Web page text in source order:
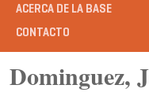
ACERCA DE LA BASE
CONTACTO
Dominguez,